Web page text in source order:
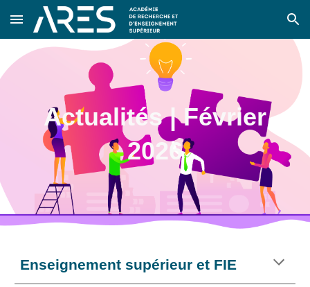
Skip to main content Skip to navigation
Actualités |Février
2026
Enseignement supérieur et FIE